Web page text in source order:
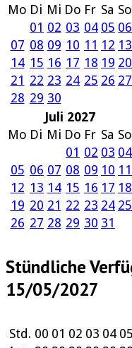
Mo Di Mi Do Fr Sa So
01 02 03 04 05 06
07 08 09 10 11 12 13
14 15 16 17 18 19 20
21 22 23 24 25 26 27
28 29 30
Juli 2027
Mo Di Mi Do Fr Sa So
01 02 03 04
05 06 07 08 09 10 11
12 13 14 15 16 17 18
19 20 21 22 23 24 25
26 27 28 29 30 31
Stündliche
15/05/2027
Std. 00 01 02 03 04 05